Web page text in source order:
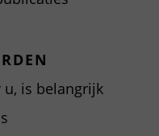
is belangrijk